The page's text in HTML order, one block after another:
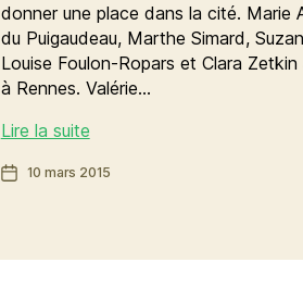
donner une place dans la cité. Marie
du Puigaudeau, Marthe Simard,
Louise Foulon-Ropars et Clara
à Rennes. Valérie…
Lire la suiteDénomination
publics
Date10 mars 2015